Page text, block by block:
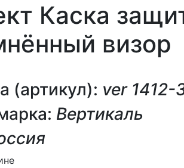
Каска
визор
(артикул): ver 1412-
Вертикаль